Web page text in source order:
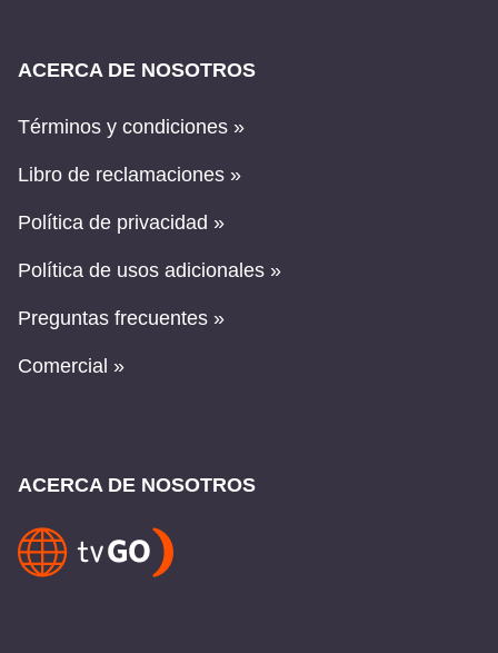
ACERCA DE NOSOTROS
Términos y condiciones »
Libro de reclamaciones »
Política de privacidad »
Política de usos adicionales »
Preguntas frecuentes »
Comercial »
ACERCA DE NOSOTROS